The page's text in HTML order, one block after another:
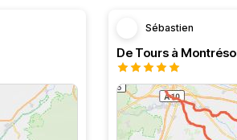
Sébastien
De Tours à